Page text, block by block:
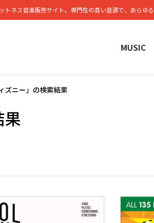
トネス⾳楽販売サイト。専⾨性の⾼い⾳源で、あらゆ
MUSIC
ィズニー」の検索結果
果